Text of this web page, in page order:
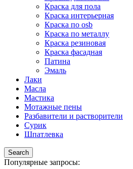
Краска для пола
Краска интерьерная
Краска по osb
Краска по металлу
Краска резиновая
Краска фасадная
Патина
Эмаль
Лаки
Масла
Мастика
Мотажные пены
Разбавители и растворители
Сурик
Шпатлевка
Search
Популярные запросы: